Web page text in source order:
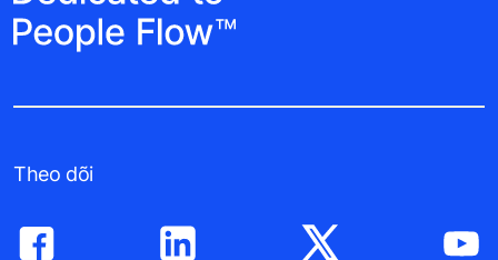
Theo dõi